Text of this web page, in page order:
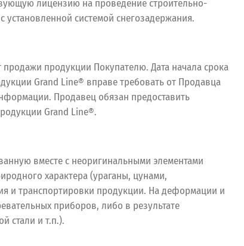
лицензию на проведение строительно-
системой снегозадержания.
продажи продукции Покупателю. Дата начала срока
Grand Line® вправе требовать от Продавца
Продавец обязан предоставить
Grand Line®.
вместе с неоригинальными элементами
характера (ураганы, цунами,
и транспортировки продукции. На деформации и
приборов, либо в результате
стали и т.п.).